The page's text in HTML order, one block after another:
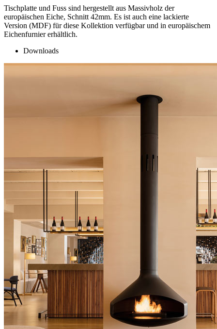
Tischplatte und Fuss sind hergestellt aus Massivholz der
europäischen Eiche, Schnitt 42mm. Es ist auch eine lackierte
Version (MDF) für diese Kollektion verfügbar und in europäischem
Eichenfurnier erhältlich.
Downloads